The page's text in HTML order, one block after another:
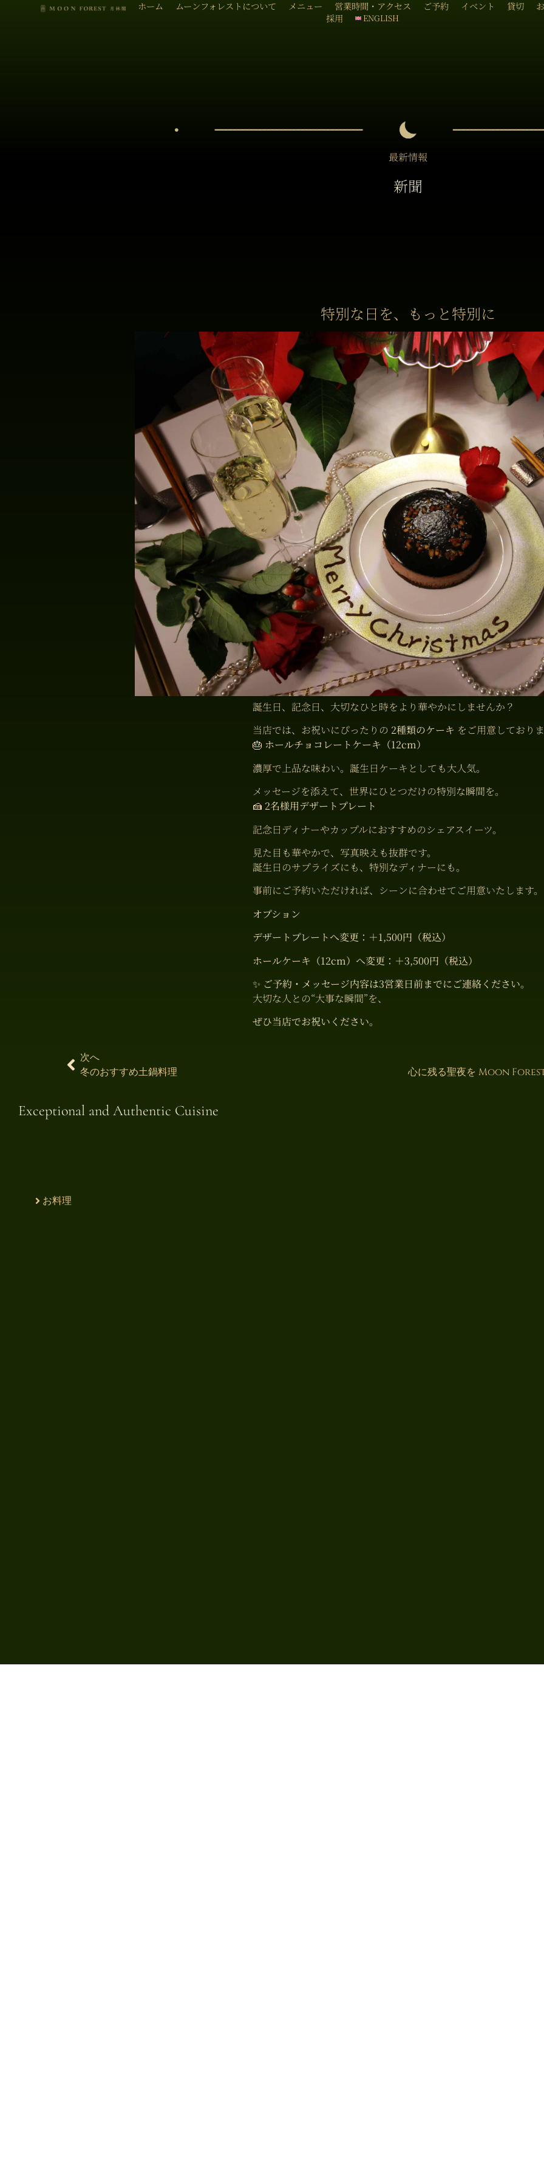
ホーム ムーンフォレストについて メニュー 営業時間・アクセス ご予約 イベント 貸切
採用
ENGLISH
新聞
最新情報
特別な日を、もっと特別に
誕生日、記念日、大切なひと時をより華やかにしませんか？
当店では、お祝いにぴったりの 2種類のケーキ をご用意しており
🎂 ホールチョコレートケーキ（12cm）
濃厚で上品な味わい。誕生日ケーキとしても大人気。
メッセージを添えて、世界にひとつだけの特別な瞬間を。
🍰 2名様用デザートプレート
記念日ディナーやカップルにおすすめのシェアスイーツ。
見た目も華やかで、写真映えも抜群です。
誕生日のサプライズにも、特別なディナーにも。
事前にご予約いただければ、シーンに合わせてご用意いたします。
オプション
デザートプレートへ変更：＋1,500円（税込）
ホールケーキ（12cm）へ変更：＋3,500円（税込）
✨ ご予約・メッセージ内容は3営業日前までにご連絡ください。
大切な人との“大事な瞬間”を、
ぜひ当店でお祝いください。
次へ
冬のおすすめ土鍋料理
Exceptional and Authentic Cuisine​
お料理